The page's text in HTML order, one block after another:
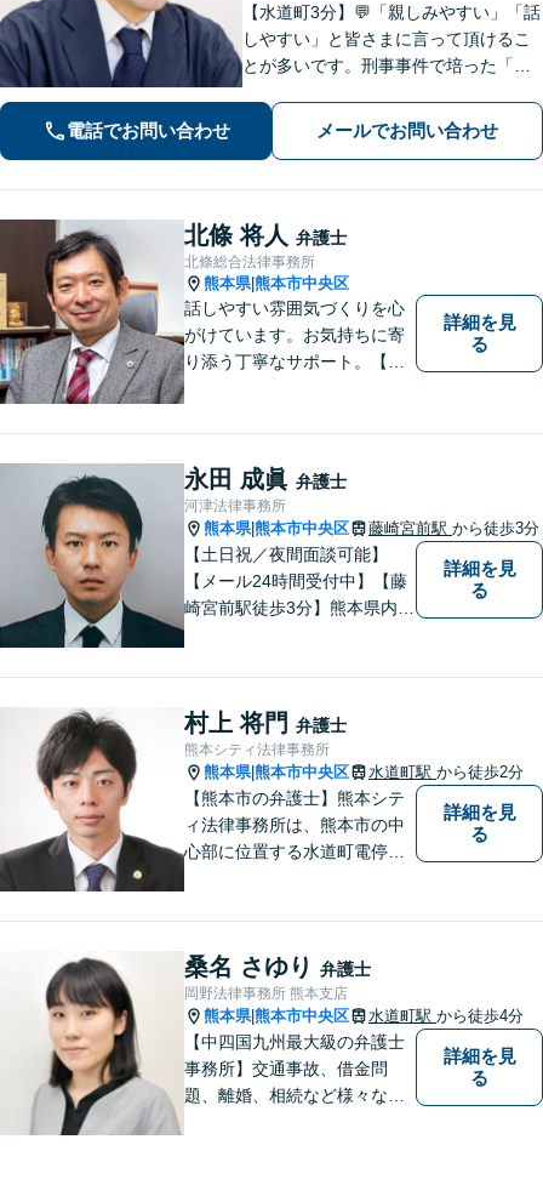
【水道町3分】💬「親しみやすい」「話
しやすい」と皆さまに言って頂けるこ
とが多いです。刑事事件で培った「交
れるのが最大の強み◎【刑事事件／警
察に呼び出されている方▶︎電話相談0
電話でお問い合わせ メールでお問い合わせ
北條 将人 弁護士
北條総合法律事務所
熊本県|熊本市中央区
話しやすい雰囲気づくりを心
がけています。お気持ちに寄
り添う丁寧なサポート。【借
用】証拠集めから手厚くサポ
ート。企業からのご相談も承
ります【交通事故】弁護士費
用特約の利用可【夜間・休日
面談可】
詳細を見
る
永田 成眞 弁護士
河津法律事務所
熊本県|熊本市中央区 藤崎宮前駅 から徒歩3分
【土日祝／夜間面談可能】
【メール24時間受付中】【藤
崎宮前駅徒歩3分】熊本県内及
の方の契約関係トラブルまで
幅広くご相談いただいており
ます。お気軽にご相談くださ
い。
詳細を見
る
村上 将門 弁護士
熊本シティ法律事務所
熊本県|熊本市中央区 水道町駅 から徒歩2分
【熊本市の弁護士】熊本シテ
ィ法律事務所は、熊本市の中
心部に位置する水道町電停よ
す。
詳細を見
る
桑名 さゆり 弁護士
岡野法律事務所 熊本支店
熊本県|熊本市中央区 水道町駅 から徒歩4分
【中四国九州最大級の弁護士
事務所】交通事故、借金問
題、離婚、相続など様々な問
詳細を見
る